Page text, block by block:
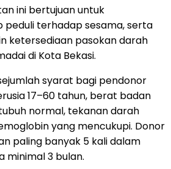
ini bertujuan untuk
peduli terhadap sesama, serta
ketersediaan pasokan darah
di Kota Bekasi.
syarat bagi pendonor
17–60 tahun, berat badan
normal, tekanan darah
yang mencukupi. Donor
paling banyak 5 kali dalam
minimal 3 bulan.